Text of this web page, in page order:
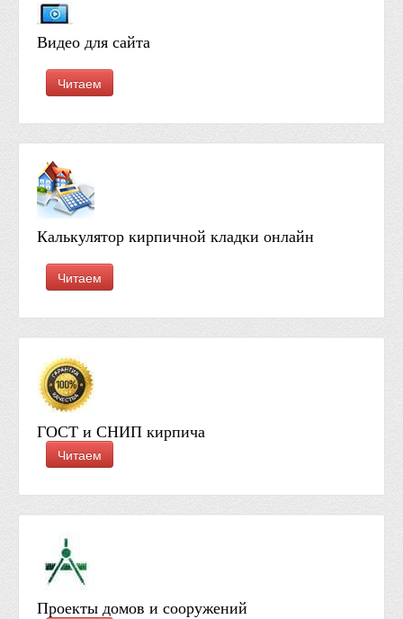
Видео для сайта
Читаем
Калькулятор кирпичной кладки онлайн
Читаем
ГОСТ и СНИП кирпича
Читаем
Проекты домов и сооружений